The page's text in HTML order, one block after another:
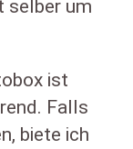
selber um
ist
Falls
biete ich